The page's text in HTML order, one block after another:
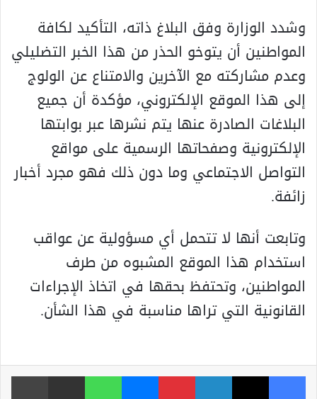
وشدد الوزارة وفق البلاغ ذاته، التأكيد لكافة
المواطنين أن يتوخو الحذر من هذا الخبر التضليلي
وعدم مشاركته مع الآخرين والامتناع عن الولوج
إلى هذا الموقع الإلكتروني، مؤكدة أن جميع
البلاغات الصادرة عنها يتم نشرها عبر بوابتها
الإلكترونية وصفحاتها الرسمية على مواقع
التواصل الاجتماعي وما دون ذلك فهو مجرد أخبار
زائفة.
وتابعت أنها لا تتحمل أي مسؤولية عن عواقب
استخدام هذا الموقع المشبوه من طرف
المواطنين، وتحتفظ بحقها في اتخاذ الإجراءات
القانونية التي تراها مناسبة في هذا الشأن.
فيسبوك ‫X لينكدإن بينتيريست ماسنجر واتساب مشاركة عبر البريد